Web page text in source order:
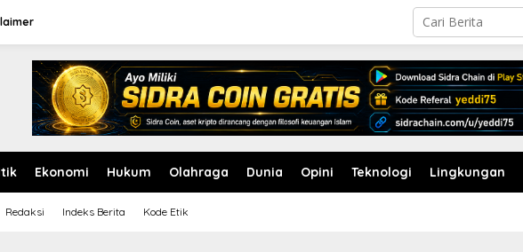
Ekonomi Hukum Olahraga Dunia Opini Teknologi Lingkungan
Redaksi Indeks Berita Kode Etik